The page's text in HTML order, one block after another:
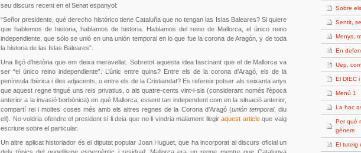
seu discurs recent en el Senat espanyol:
“Señor presidente, qué derecho histórico tiene Cataluña que no tengan las Islas Baleares? Si quiere
que hablemos de historia, hablamos de historia. Hablamos del reino de Mallorca, el único reino
independiente, que sólo se unió en una unión temporal en lo que fue la corona de Aragón, y de toda
la historia de las Islas Baleares”.
Una lliçó d’història que em deixa meravellat. Sobretot aquesta idea fascinant que el de Mallorca va
ser “el único reino independiente”. L’únic entre quins? Entre els de la corona d’Aragó, els de la
península Ibèrica i illes adjacents, o entre els de la Cristiandat? Es refereix potser als seixanta anys
que aquest regne tingué uns reis privatius, o als quatre-cents vint-i-sis (considerant només l’època
anterior a la invasió borbònica) en què Mallorca, essent tan independent com en la situació anterior,
compartí rei i moltes coses més amb els altres regnes de la Corona d’Aragó (unión temporal, diu
ell). No voldria ofendre el president si li deia que no li vindria malament llegiraquest articleque vaig
escriure sobre el particular.
Un altre aplicat historiador és el diputat popular Joan Huguet, que ha incorporat al discurs oficial un
Sobre
Sentit,
Menys,
En
Uep,
El DIEC i
Menú 1
La hac
Per què
gènere
El tuteig